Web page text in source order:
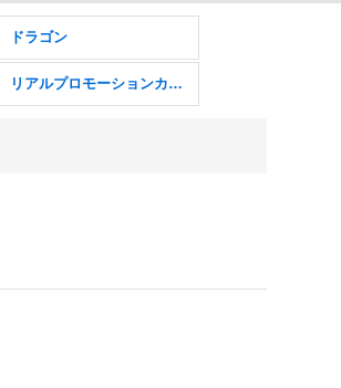
ドラゴン
リアルプロモーションカード